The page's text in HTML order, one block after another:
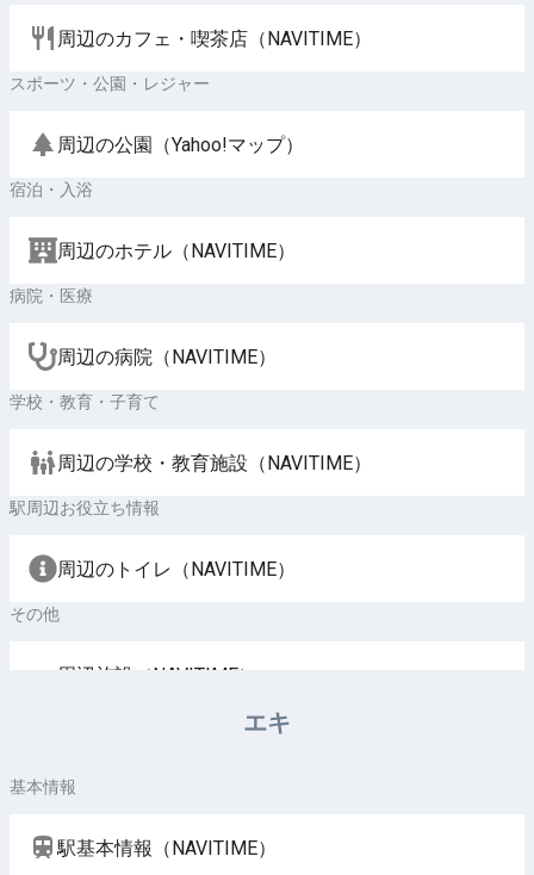
周辺のカフェ・喫茶店（NAVITIME）
スポーツ・公園・レジャー
周辺の公園（Yahoo!マップ）
宿泊・入浴
周辺のホテル（NAVITIME）
病院・医療
周辺の病院（NAVITIME）
学校・教育・子育て
周辺の学校・教育施設（NAVITIME）
駅周辺お役立ち情報
周辺のトイレ（NAVITIME）
その他
周辺施設（NAVITIME）
エキ
基本情報
駅基本情報（NAVITIME）